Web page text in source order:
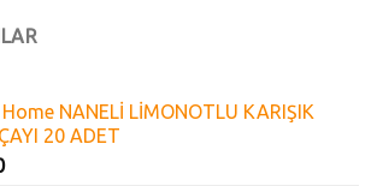
NANELİ LİMONOTLU KARIŞIK
20 ADET